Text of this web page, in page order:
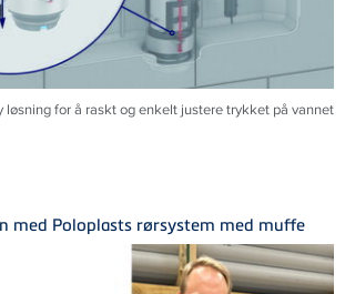
løsning for å raskt og enkelt justere trykket på vannet
med Poloplasts rørsystem med muffe